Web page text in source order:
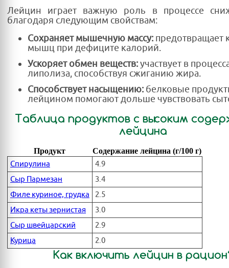
Лейцин играет важную роль в процессе
благодаря следующим свойствам:
Сохраняет мышечную массу: предотвращает
мышц при дефиците калорий.
Ускоряет обмен веществ:участвует в
липолиза, способствуя сжиганию жира.
Способствует насыщению: белковые
лейцином помогают дольше чувствовать
Таблица продуктов с высоким
лейцина
Продукт Содержание лейцина (г/100 г)
Спирулина
4.9
Сыр Пармезан
3.4
Филе куриное, грудка
2.5
Икра кеты зернистая
3.0
Сыр швейцарский
2.9
Курица
2.0
Как включить лейцин в